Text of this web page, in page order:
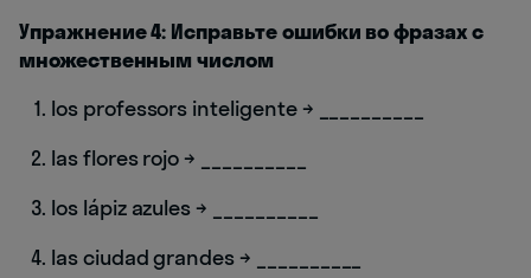
Упражнение 4: Исправьте ошибки во фразах с
множественным числом
los professors inteligente → __________
las flores rojo → __________
los lápiz azules → __________
las ciudad grandes → __________